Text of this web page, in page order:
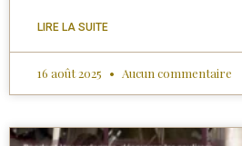
LIRE LA SUITE
16 août 2025 Aucun commentaire